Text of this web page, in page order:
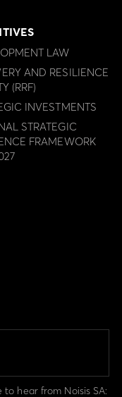
LAW
AND RESILIENCE
(RRF)
INVESTMENTS
STRATEGIC
FRAMEWORK
hear from Noisis SA: